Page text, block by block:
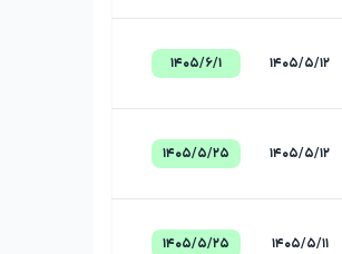
۱۴۰۵/۵/۱۲ ۱۴۰۵/۶/۱
۱۴۰۵/۵/۱۲ ۱۴۰۵/۵/۲۵
۱۴۰۵/۵/۱۱ ۱۴۰۵/۵/۲۵